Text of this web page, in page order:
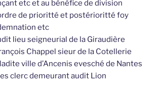
etc et au bénéfice de division
de prioritté et postérioritté foy
etc
lieu seigneurial de la Giraudière
Chappel sieur de la Cotellerie
ville d’Ancenis evesché de Nantes
clerc demeurant audit Lion